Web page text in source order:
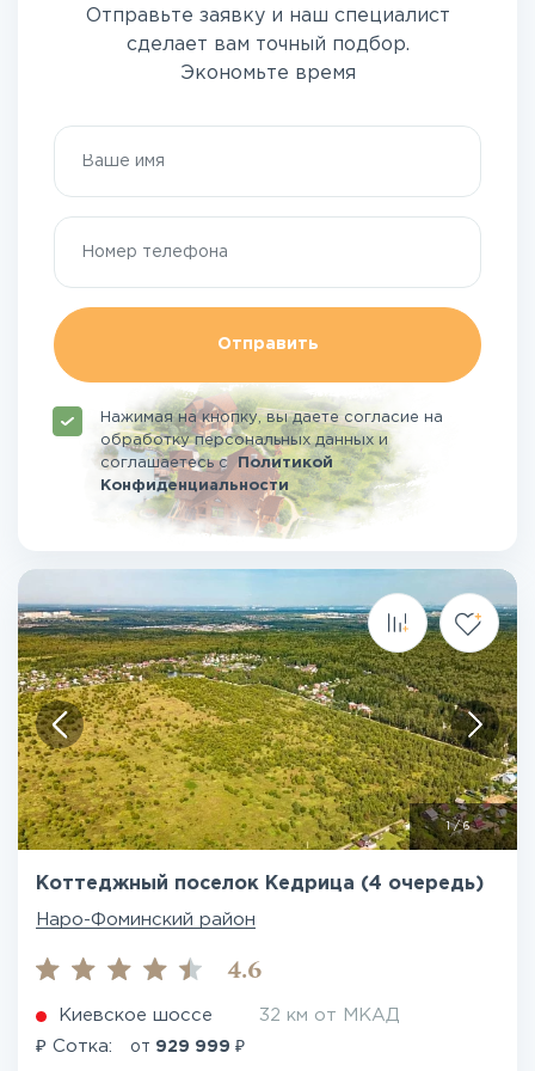
Отправьте заявку и наш специалист
сделает вам точный подбор.
Экономьте время
Отправить
Нажимая на кнопку, вы даете согласие на
обработку персональных данных и
соглашаетесьсПолитикой
Конфиденциальности
1/6
Коттеджный поселок Кедрица (4 очередь)
Наро-Фоминский район
4.6
Киевское шоссе 32 км от МКАД
₽ Сотка: от 929 999 ₽